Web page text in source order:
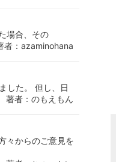
場合、その
者：azaminohana
した。 但し、日
著者：のもえもん
々からのご意見を